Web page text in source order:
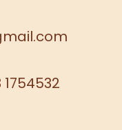
1754532